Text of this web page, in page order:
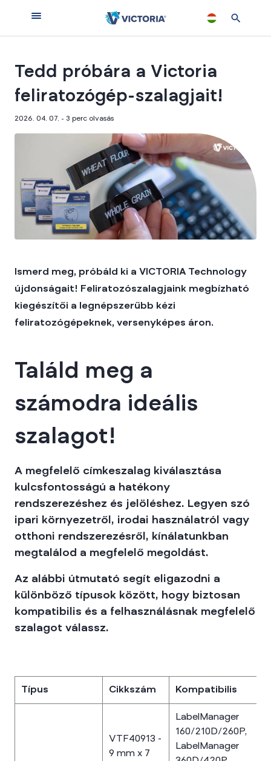
Tedd próbára a Victoria
feliratozógép-szalagjait!
2026. 04. 07. - 3 perc olvasás
Ismerd meg, próbáld ki a VICTORIA Technology
újdonságait! Feliratozószalagjaink megbízható
kiegészítői a legnépszerűbb kézi
feliratozógépeknek, versenyképes áron.
Találd meg a
számodra ideális
szalagot!
A megfelelő címkeszalag kiválasztása
kulcsfontosságú a hatékony
rendszerezéshez és jelöléshez. Legyen szó
ipari környezetről, irodai használatról vagy
otthoni rendszerezésről, kínálatunkban
megtalálod a megfelelő megoldást.
Az alábbi útmutató segít eligazodni a
különböző típusok között, hogy biztosan
kompatibilis és a felhasználásnak megfelelő
szalagot válassz.
Típus Cikkszám Kompatibilis
VTF40913 -
9 mm x 7
LabelManager
160/210D/260P,
LabelManager